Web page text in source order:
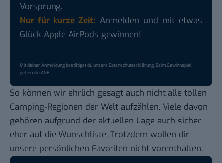
Vorsprung.
Nur für kurze Zeit: Anmelden und mit etwas
Glück Apple AirPods gewinnen!
Mit deiner Anmeldung bestätigst du unsereDatenschutzerklärung. Beim Gewinnspiel
gelten dieAGB.
So können wir ehrlich gesagt auch nicht alle tollen
Camping-Regionen der Welt aufzählen. Viele davon
gehören aufgrund der aktuellen Lage auch sicher
eher auf die Wunschliste. Trotzdem wollen dir
unsere persönlichen Favoriten nicht vorenthalten.